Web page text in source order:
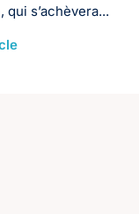
qui s’achèvera...